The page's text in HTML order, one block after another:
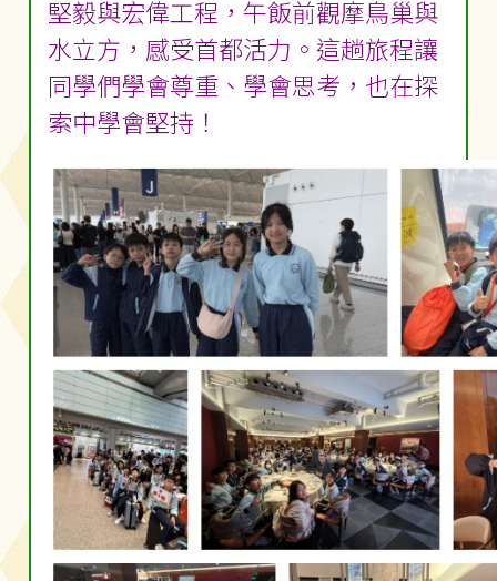
堅毅與宏偉工程，午飯前觀摩鳥巢與
水立方，感受首都活力。這趟旅程讓
同學們學會尊重、學會思考，也在探
索中學會堅持！